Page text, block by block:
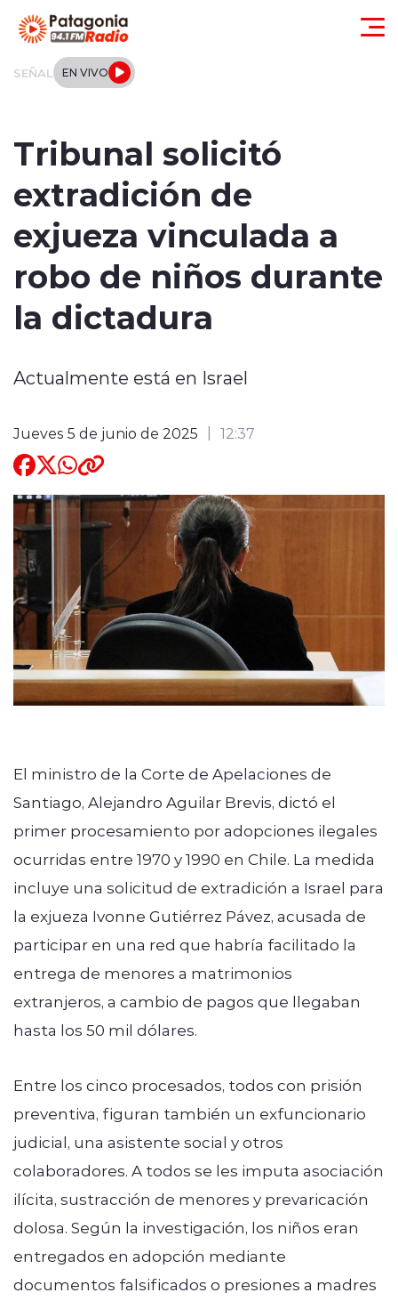
SEÑAL EN VIVO
Local
Tendencias
Internacional
Entrevistas
Quienes Somos
modo claro
Tribunal solicitó
extradición de
exjueza vinculada a
robo de niños durante
la dictadura
Actualmente está en Israel
Jueves 5 de junio de 2025 12:37
El ministro de la Corte de Apelaciones de
Santiago, Alejandro Aguilar Brevis, dictó el
primer procesamiento por adopciones ilegales
ocurridas entre 1970 y 1990 en Chile. La medida
incluye una solicitud de extradición a Israel para
la exjueza Ivonne Gutiérrez Pávez, acusada de
participar en una red que habría facilitado la
entrega de menores a matrimonios
extranjeros, a cambio de pagos que llegaban
hasta los 50 mil dólares.
Entre los cinco procesados, todos con prisión
preventiva, figuran también un exfuncionario
judicial, una asistente social y otros
colaboradores. A todos se les imputa asociación
ilícita, sustracción de menores y prevaricación
dolosa. Según la investigación, los niños eran
entregados en adopción mediante
documentos falsificados o presiones a madres